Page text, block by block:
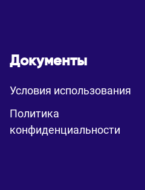
Документы
Условия использования
Политика
конфиденциальности